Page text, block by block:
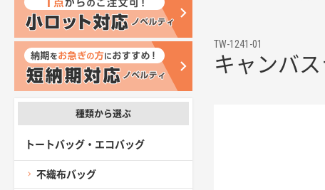
種類から選ぶ
トートバッグ・エコバッグ
不織布バッグ
TW-1241-01
キャンバ